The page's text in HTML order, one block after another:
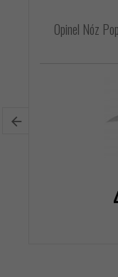
Opinel Nóz